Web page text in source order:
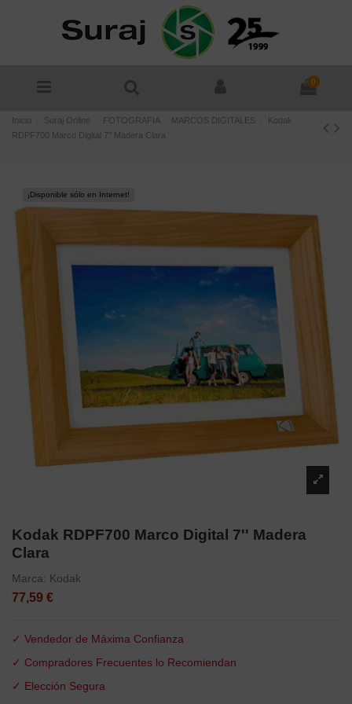
0
Inicio Suraj Online FOTOGRAFIA MARCOS DIGITALES
Kodak
RDPF700 Marco Digital 7'' Madera Clara
¡Disponible sólo en Internet!
Kodak RDPF700 Marco Digital 7'' Madera
Clara
Marca: Kodak
77,59 €
✓ Vendedor de Máxima Confianza
✓ Compradores Frecuentes lo Recomiendan
✓ Elección Segura